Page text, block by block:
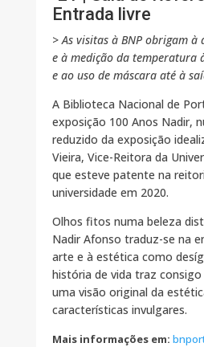
Entrada livre
>As visitas à BNP obrigam à
e à medição da temperatura
e ao uso de máscara até à
A Biblioteca Nacional de
exposição 100 Anos Nadir,
reduzido da exposição
Vieira, Vice-Reitora da
que esteve patente na
universidade em 2020.
Olhos fitos numa beleza
Nadir Afonso traduz-se na
arte e à estética como
história de vida traz
uma visão original da
características invulgares.
Mais informações em: